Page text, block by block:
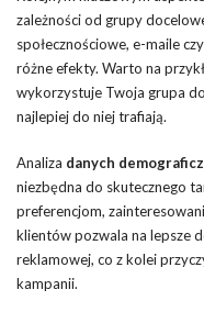
zależności od grupy
społecznościowe, e-maile
różne efekty. Warto na
wykorzystuje Twoja grupa
najlepiej do niej trafiają.
Analiza danych
niezbędna do skutecznego
preferencjom,
klientów pozwala na lepsze
reklamowej, co z kolei
kampanii.